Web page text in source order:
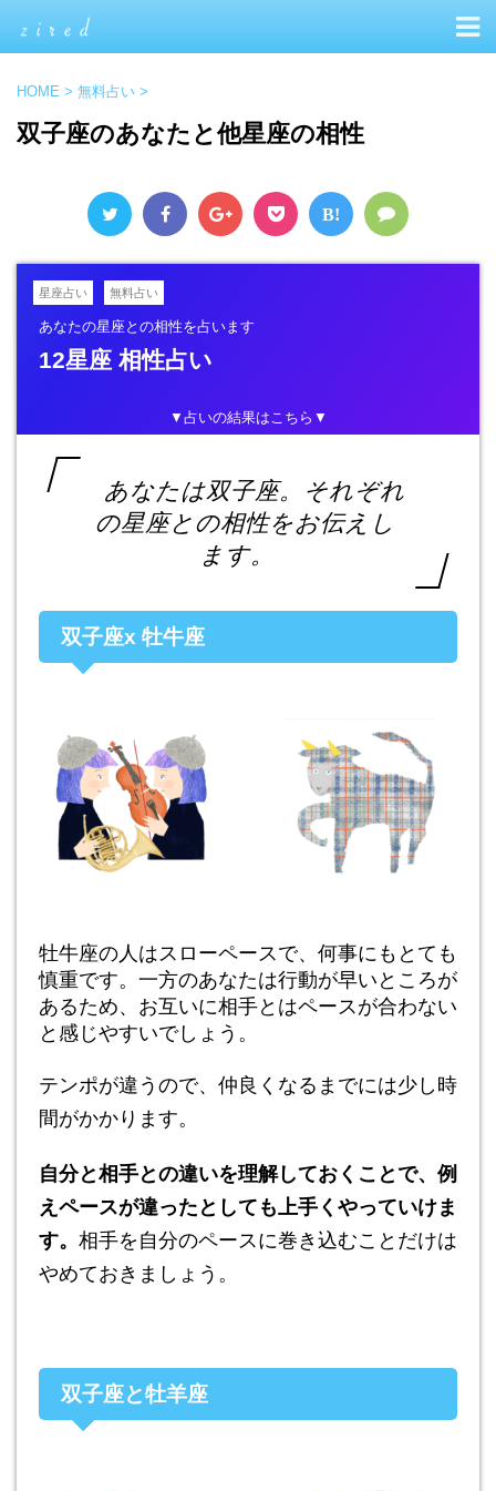
HOME > 無料占い >
双子座のあなたと他星座の相性
B!
星座占い 無料占い
あなたの星座との相性を占います
12星座 相性占い
▼占いの結果はこちら▼
あなたは双子座。それぞれ
の星座との相性をお伝えし
ます。
双子座x 牡牛座
牡牛座の人はスローペースで、何事にもとても
慎重です。一方のあなたは行動が早いところが
あるため、お互いに相手とはペースが合わない
と感じやすいでしょう。
テンポが違うので、仲良くなるまでには少し時
間がかかります。
自分と相手との違いを理解しておくことで、例
えペースが違ったとしても上手くやっていけま
す。 相手を自分のペースに巻き込むことだけは
やめておきましょう。
双子座と牡羊座